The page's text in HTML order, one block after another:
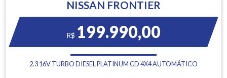
NISSAN FRONTIER
R$ 199.990,00
2.3 16V TURBO DIESEL PLATINUM CD 4X4 AUTOMÁTICO